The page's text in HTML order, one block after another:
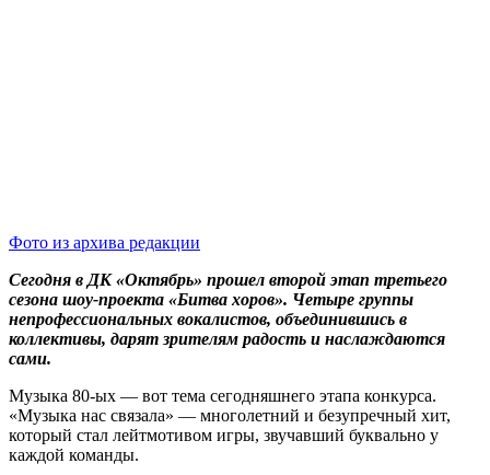
Фото из архива редакции
Сегодня в ДК «Октябрь» прошел второй этап третьего
сезона шоу-проекта «Битва хоров». Четыре группы
непрофессиональных вокалистов, объединившись в
коллективы, дарят зрителям радость и наслаждаются
сами.
Музыка 80-ых — вот тема сегодняшнего этапа конкурса.
«Музыка нас связала» — многолетний и безупречный хит,
который стал лейтмотивом игры, звучавший буквально у
каждой команды.